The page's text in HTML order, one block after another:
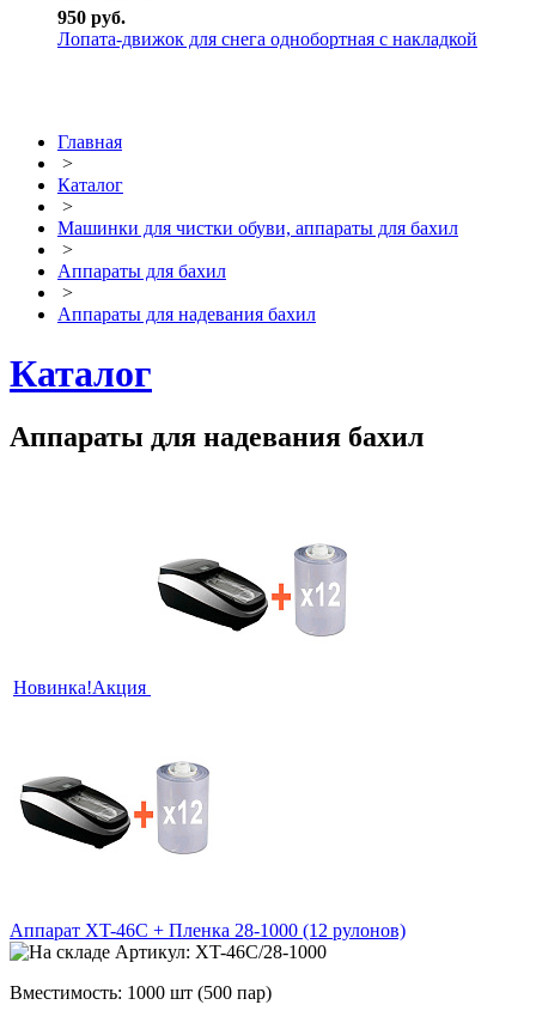
950 руб.
Лопата-движок для снега однобортная с накладкой
Главная
>
Каталог
>
Машинки для чистки обуви, аппараты для бахил
>
Аппараты для бахил
>
Аппараты для надевания бахил
Каталог
Аппараты для надевания бахил
Новинка!Акция
Аппарат XT-46С + Пленка 28-1000 (12 рулонов)
Артикул: XT-46C/28-1000
Вместимость: 1000 шт (500 пар)